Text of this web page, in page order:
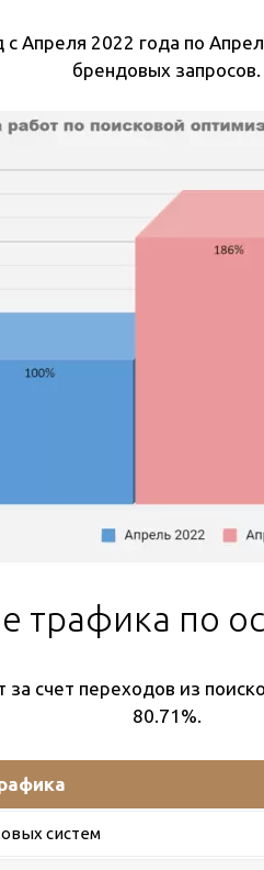
Апреля 2022 года по
брендовых запросов.
трафика по
счет переходов из
80.71%.
систем